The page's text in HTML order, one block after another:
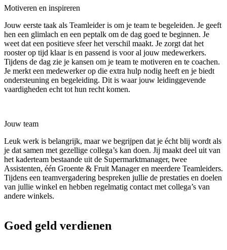
Motiveren en inspireren
Jouw eerste taak als Teamleider is om je team te begeleiden. Je geeft
hen een glimlach en een peptalk om de dag goed te beginnen. Je
weet dat een positieve sfeer het verschil maakt. Je zorgt dat het
rooster op tijd klaar is en passend is voor al jouw medewerkers.
Tijdens de dag zie je kansen om je team te motiveren en te coachen.
Je merkt een medewerker op die extra hulp nodig heeft en je biedt
ondersteuning en begeleiding. Dit is waar jouw leidinggevende
vaardigheden echt tot hun recht komen.
Jouw team
Leuk werk is belangrijk, maar we begrijpen dat je écht blij wordt als
je dat samen met gezellige collega’s kan doen. Jij maakt deel uit van
het kaderteam bestaande uit de Supermarktmanager, twee
Assistenten, één Groente & Fruit Manager en meerdere Teamleiders.
Tijdens een teamvergadering bespreken jullie de prestaties en doelen
van jullie winkel en hebben regelmatig contact met collega’s van
andere winkels.
Goed geld verdienen